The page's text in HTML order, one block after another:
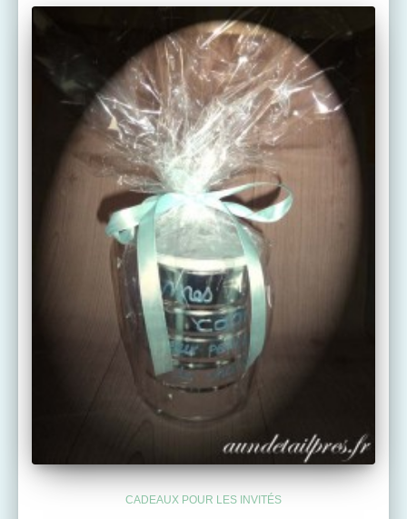
CADEAUX POUR LES INVITÉS